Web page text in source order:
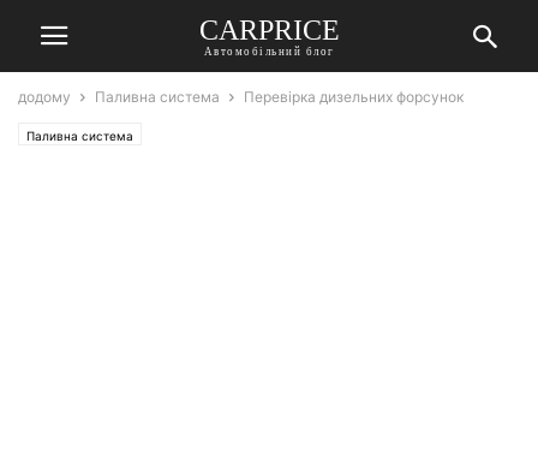
СARPRICE
Автомобільний блог
додому Паливна система Перевірка дизельних форсунок
Паливна система